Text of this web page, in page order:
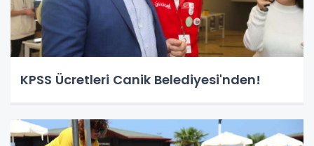
KPSS Ücretleri Canik Belediyesi'nden!